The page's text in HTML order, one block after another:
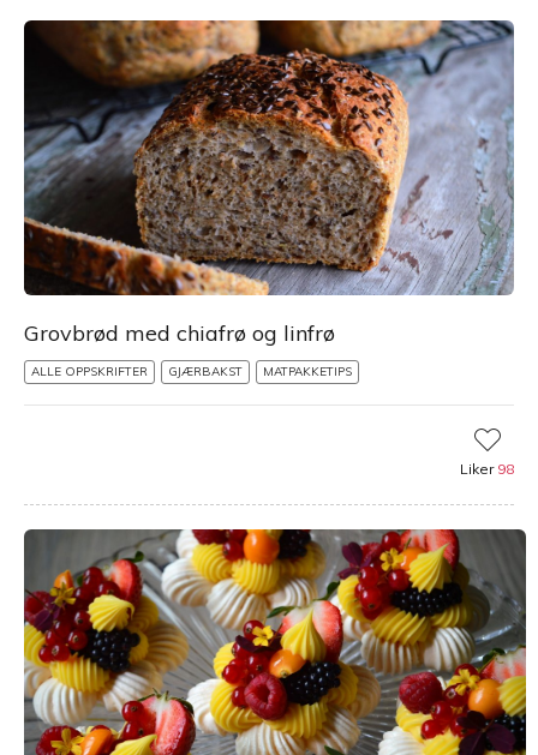
Grovbrød med chiafrø og linfrø
ALLE OPPSKRIFTER GJÆRBAKST MATPAKKETIPS
Liker 98